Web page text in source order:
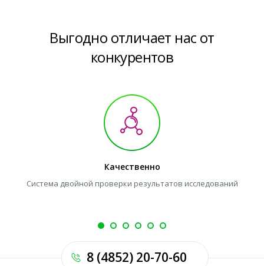
Выгодно отличает нас от
конкурентов
Качественно
Система двойной проверки результатов исследований
8 (4852) 20-70-60